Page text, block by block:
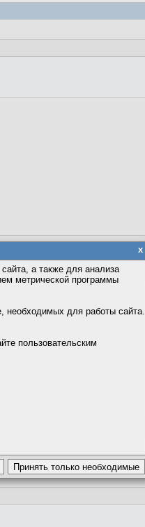
x
а также для анализа
метрической программы
необходимых для работы сайта.
пользовательским